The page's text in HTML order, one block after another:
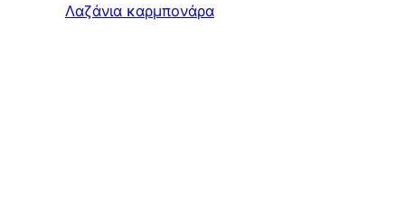
Λαζάνια καρμπονάρα